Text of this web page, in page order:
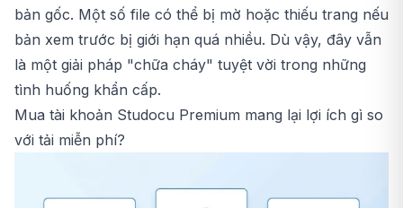
bản gốc. Một số file có thể bị mờ hoặc thiếu trang nếu
bản xem trước bị giới hạn quá nhiều. Dù vậy, đây vẫn
là một giải pháp "chữa cháy" tuyệt vời trong những
tình huống khẩn cấp.
Mua tài khoản Studocu Premium mang lại lợi ích gì so
với tải miễn phí?